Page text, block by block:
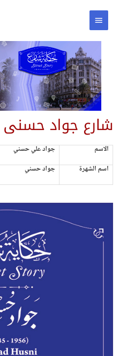
شارع جواد حسنى
الاسم
جواد علي حسني
اسم الشهرة
جواد حسني